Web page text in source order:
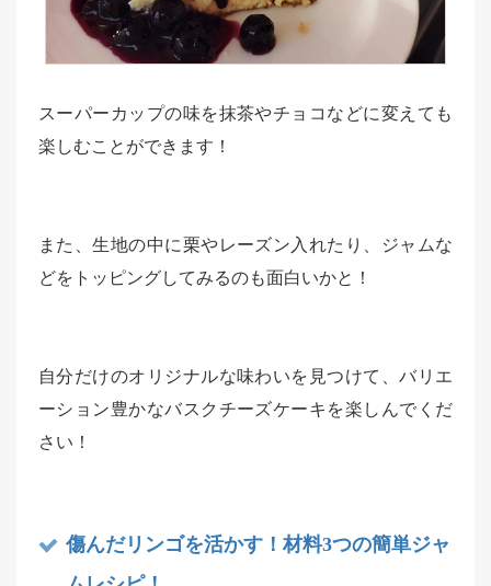
スーパーカップの味を抹茶やチョコなどに変えても
楽しむことができます！
また、生地の中に栗やレーズン入れたり、ジャムな
どをトッピングしてみるのも面白いかと！
自分だけのオリジナルな味わいを見つけて、バリエ
ーション豊かなバスクチーズケーキを楽しんでくだ
さい！
傷んだリンゴを活かす！材料3つの簡単ジャ